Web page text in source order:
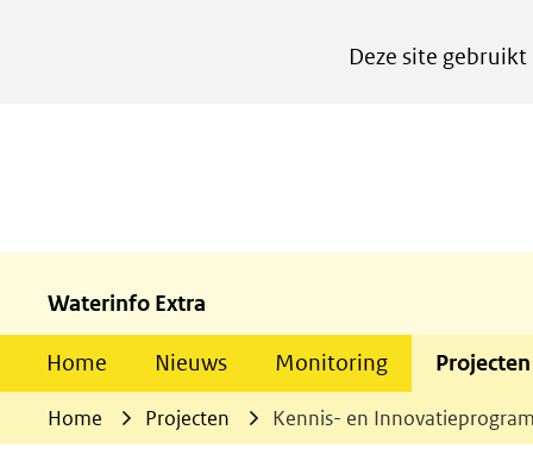
Deze site gebruikt
van
cookies
op
deze
website
worden
Waterinfo Extra
Home Nieuws Monitoring Projecten
Home Projecten Kennis- en